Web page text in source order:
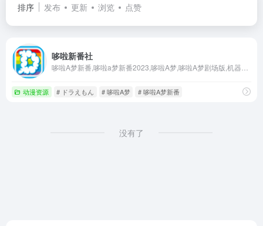
排序 发布 更新 浏览 点赞
哆啦新番社
动漫资源 # ドラえもん # 哆啦A梦 # 哆啦A梦新番
没有了